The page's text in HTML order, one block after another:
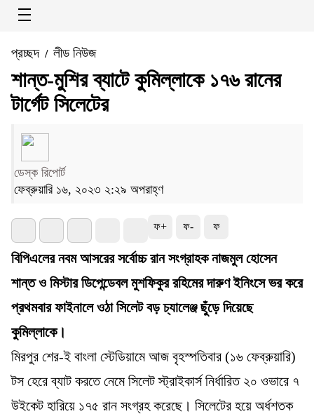
প্রচ্ছদ/ লীড নিউজ
শান্ত-মুশির ব্যাটে কুমিল্লাকে ১৭৬ রানের
টার্গেট সিলেটের
ডেস্ক রিপোর্ট
ফেব্রুয়ারি ১৬, ২০২৩ ২:২৯ অপরাহ্ণ
ফ+ ফ- ফ
বিপিএলের নবম আসরের সর্বোচ্চ রান সংগ্রাহক নাজমুল হোসেন
শান্ত ও মিস্টার ডিপেন্ডেবল মুশফিকুর রহিমের দারুণ ইনিংসে ভর করে
প্রথমবার ফাইনালে ওঠা সিলেট বড় চ্যালেঞ্জ ছুঁড়ে দিয়েছে
কুমিল্লাকে।
মিরপুর শের-ই বাংলা স্টেডিয়ামে আজ বৃহস্পতিবার (১৬ ফেব্রুয়ারি)
টস হেরে ব্যাট করতে নেমে সিলেট স্ট্রাইকার্স নির্ধারিত ২০ ওভারে ৭
উইকেট হারিয়ে ১৭৫ রান সংগ্রহ করেছে। সিলেটের হয়ে অর্ধশতক